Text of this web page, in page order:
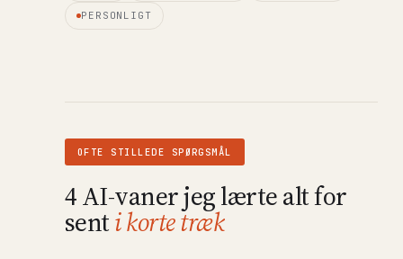
PERSONLIGT
OFTE STILLEDE SPØRGSMÅL
4 AI-vaner jeg lærte alt for
senti korte træk